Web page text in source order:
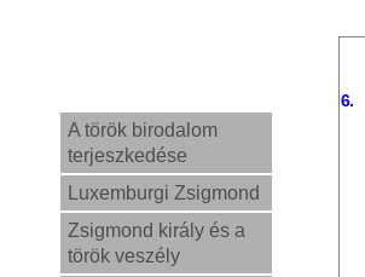
A török birodalom
terjeszkedése
Luxemburgi Zsigmond
Zsigmond király és a
török veszély
6.